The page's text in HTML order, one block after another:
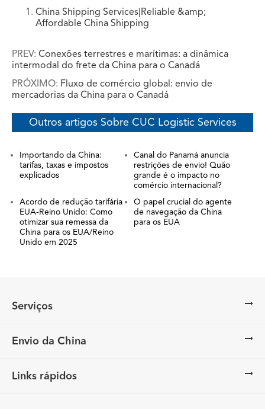
China Shipping Services|Reliable &amp;
Affordable China Shipping
PREV: Conexões terrestres e marítimas: a dinâmica
intermodal do frete da China para o Canadá
PRÓXIMO: Fluxo de comércio global: envio de
mercadorias da China para o Canadá
Outros artigos Sobre CUC Logistic Services
Importando da China:
tarifas, taxas e impostos
explicados
Canal do Panamá anuncia
restrições de envio! Quão
grande é o impacto no
comércio internacional?
Acordo de redução tarifária
EUA-Reino Unido: Como
otimizar sua remessa da
China para os EUA/Reino
Unido em 2025
O papel crucial do agente
de navegação da China
para os EUA
Serviços
Envio da China
Links rápidos